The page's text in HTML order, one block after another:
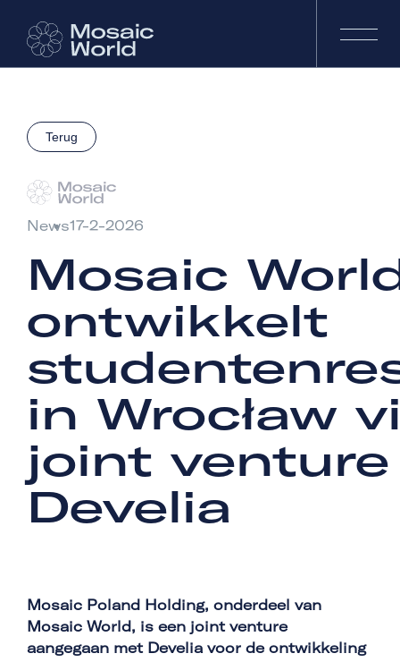
Terug
News17-2-2026
Mosaic
ontwikkelt
in Wrocław
joint
Develia
Mosaic Poland Holding, onderdeel van
Mosaic World, is een joint venture
aangegaan met Develia voor de ontwikkeling